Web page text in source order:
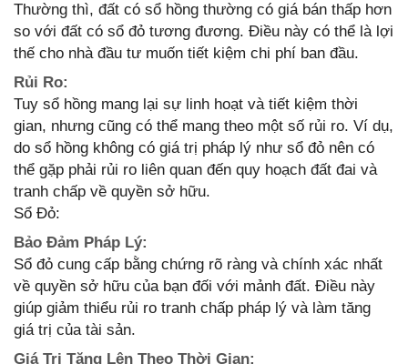
Thường thì, đất có sổ hồng thường có giá bán thấp hơn
so với đất có sổ đỏ tương đương. Điều này có thể là lợi
thế cho nhà đầu tư muốn tiết kiệm chi phí ban đầu.
Rủi Ro:
Tuy sổ hồng mang lại sự linh hoạt và tiết kiệm thời
gian, nhưng cũng có thể mang theo một số rủi ro. Ví dụ,
do sổ hồng không có giá trị pháp lý như sổ đỏ nên có
thể gặp phải rủi ro liên quan đến quy hoạch đất đai và
tranh chấp về quyền sở hữu.
Sổ Đỏ:
Bảo Đảm Pháp Lý:
Sổ đỏ cung cấp bằng chứng rõ ràng và chính xác nhất
về quyền sở hữu của bạn đối với mảnh đất. Điều này
giúp giảm thiểu rủi ro tranh chấp pháp lý và làm tăng
giá trị của tài sản.
Giá Trị Tăng Lên Theo Thời Gian: